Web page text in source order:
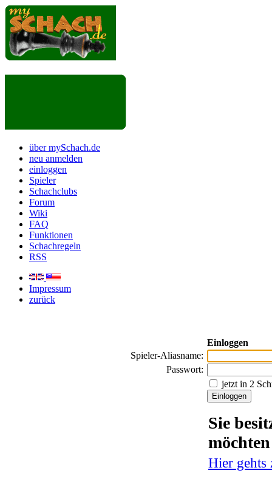
über mySchach.de
neu anmelden
einloggen
Spieler
Schachclubs
Forum
Wiki
FAQ
Funktionen
Schachregeln
RSS
Impressum
zurück
Einloggen
Spieler-Aliasname:
Passwort:
jetzt in 2
Sie
Hier